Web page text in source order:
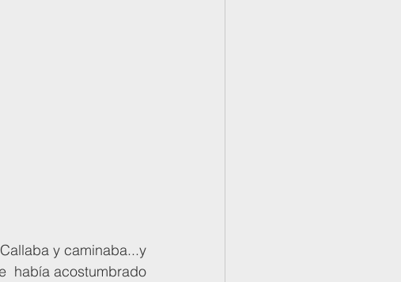
había acostumbrado